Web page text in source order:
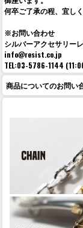
何卒ご了承の程、宜し
※お問い合わせ
シルバーアクセサリー
info@resist.co.jp
TEL:03-5786-1144
商品についてのお問い